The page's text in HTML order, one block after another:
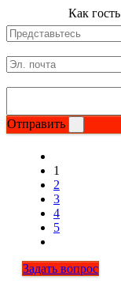
Как гость
Отправить
1
2
3
4
5
Задать вопрос